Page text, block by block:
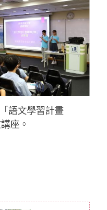
語文學習計畫
座。